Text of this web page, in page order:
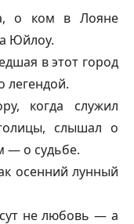
о ком в Лояне
Юйлоу.
в этот город
легендой.
когда служил
слышал о
— о судьбе.
осенний лунный
не любовь — а